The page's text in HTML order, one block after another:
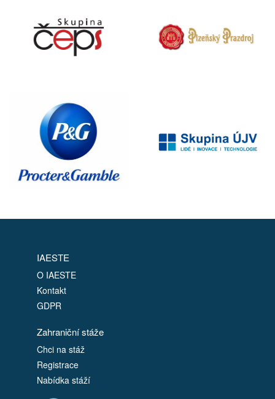
IAESTE
O IAESTE
Kontakt
GDPR
Zahraniční stáže
Chci na stáž
Registrace
Nabídka stáží